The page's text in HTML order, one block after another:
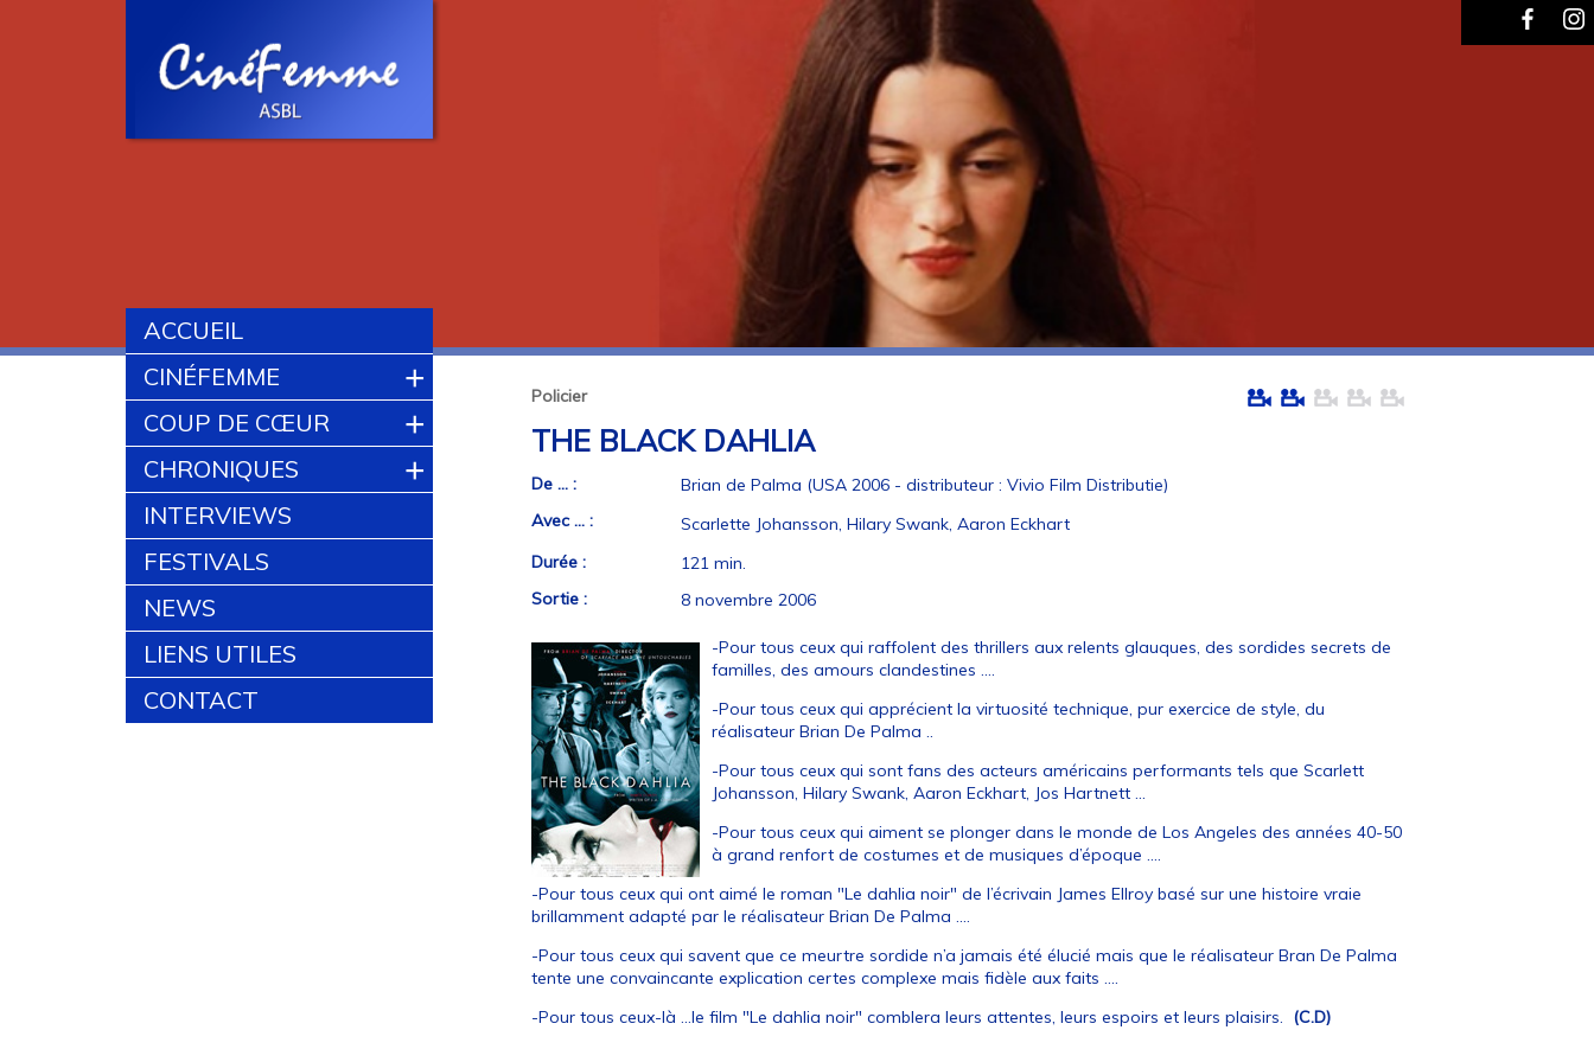
ACCUEIL
CINÉFEMME
+
COUP DE CŒUR +
CHRONIQUES +
INTERVIEWS
FESTIVALS
NEWS
LIENS UTILES
CONTACT
Policier
THE BLACK DAHLIA
De ... :
Brian de Palma (USA 2006 - distributeur : Vivio Film Distributie)
Avec ... :
Scarlette Johansson, Hilary Swank, Aaron Eckhart
Durée :
121 min.
Sortie :
8 novembre 2006
-Pour tous ceux qui raffolent des thrillers aux relents glauques, des sordides secrets de
familles, des amours clandestines ....
-Pour tous ceux qui apprécient la virtuosité technique, pur exercice de style, du
réalisateur Brian De Palma ..
-Pour tous ceux qui sont fans des acteurs américains performants tels que Scarlett
Johansson, Hilary Swank, Aaron Eckhart, Jos Hartnett ...
-Pour tous ceux qui aiment se plonger dans le monde de Los Angeles des années 40-50
à grand renfort de costumes et de musiques d’époque ....
-Pour tous ceux qui ont aimé le roman "Le dahlia noir" de l’écrivain James Ellroy basé sur une histoire vraie
brillamment adapté par le réalisateur Brian De Palma ....
-Pour tous ceux qui savent que ce meurtre sordide n’a jamais été élucié mais que le réalisateur Bran De Palma
tente une convaincante explication certes complexe mais fidèle aux faits ....
-Pour tous ceux-là ...le film "Le dahlia noir" comblera leurs attentes, leurs espoirs et leurs plaisirs. (C.D)